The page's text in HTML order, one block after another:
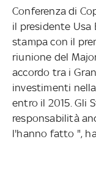
Conferenza di
il presidente Usa
stampa con il
riunione del
accordo tra i
investimenti
entro il 2015. Gli
responsabilità
l'hanno fatto ",